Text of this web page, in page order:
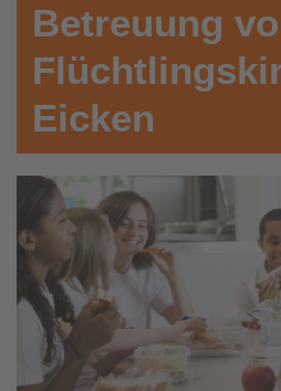
Projekte
Unterstützen
Betreuung
Eicken